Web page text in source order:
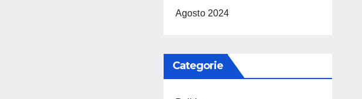
Agosto 2024
Categorie